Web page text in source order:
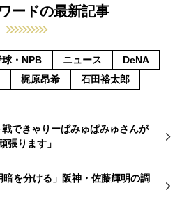
ードの最新記事
球・NPB ニュース
DeNA
梶原昂希 石田裕太郎
できゃりーぱみゅぱみゅさんが
張ります」
を分ける」阪神・佐藤輝明の調